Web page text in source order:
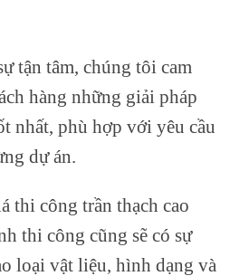
tận tâm, chúng tôi cam
hàng những giải pháp
nhất, phù hợp với yêu cầu
dự án.
thi công trần thạch cao
thi công cũng sẽ có sự
loại vật liệu, hình dạng và